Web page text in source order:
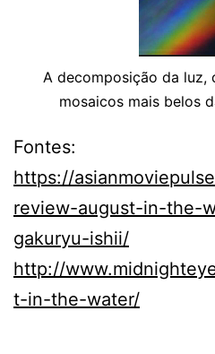
A decomposição da luz,
mosaicos mais belos
Fontes:
https://
review-august-in-the-
gakuryu-ishii/
http://
t-in-the-water/